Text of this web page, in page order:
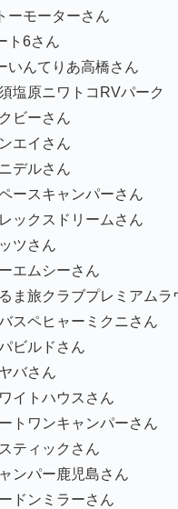
ーモーターさん
ト6さん
いんてりあ高橋さん
塩原ニワトコRVパーク
ビーさん
エイさん
デルさん
ースキャンパーさん
ックスドリームさん
ツさん
エムシーさん
ま旅クラブプレミアムラ
スペヒャーミクニさん
ビルドさん
バさん
イトハウスさん
トワンキャンパーさん
ティックさん
ンパー鹿児島さん
ドンミラーさん